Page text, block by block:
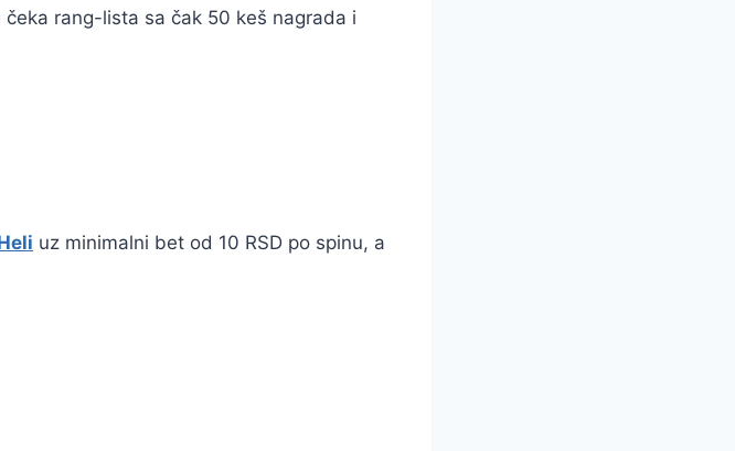
čeka rang-lista sa čak 50 keš nagrada i
uz minimalni bet od 10 RSD po spinu, a